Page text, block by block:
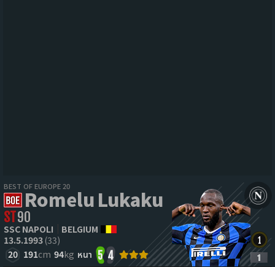
BEST OF EUROPE 20
Romelu Lukaku
ST90
SSC NAPOLI
BELGIUM
13.5.1993(33)
20 191cm 94kg หนา 5 4